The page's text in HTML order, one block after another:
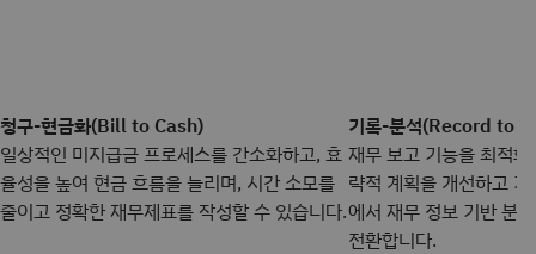
청구-현금화(Bill to Cash)
일상적인 미지급금 프로세스를 간소화하고, 효
율성을 높여 현금 흐름을 늘리며, 시간 소모를
줄이고 정확한 재무제표를 작성할 수 있습니다.
기록-분석(Record to
재무 보고 기능을 최적
략적 계획을 개선하고
에서 재무 정보 기반 분
전환합니다.